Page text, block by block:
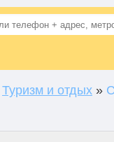
Туризм и отдых »